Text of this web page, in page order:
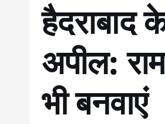
हैदराबाद
अपील:
भी बनवाएं